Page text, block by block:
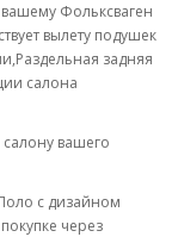
Фольксваген
вылету подушек
задняя
салона
вашего
с дизайном
через